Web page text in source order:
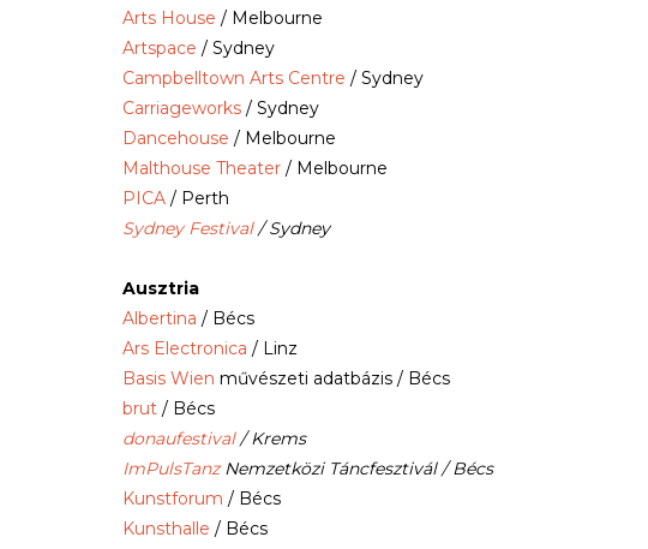
Arts House / Melbourne
Artspace / Sydney
Campbelltown Arts Centre / Sydney
Carriageworks / Sydney
Dancehouse / Melbourne
Malthouse Theater / Melbourne
PICA / Perth
Sydney Festival/ Sydney
Ausztria
Albertina / Bécs
Ars Electronica / Linz
Basis Wien művészeti adatbázis / Bécs
brut / Bécs
donaufestival/ Krems
ImPulsTanzNemzetközi Táncfesztivál / Bécs
Kunstforum / Bécs
Kunsthalle / Bécs